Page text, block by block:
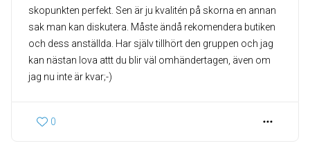
skopunkten perfekt. Sen är ju kvalitén på skorna en annan
sak man kan diskutera. Måste ändå rekomendera butiken
och dess anställda. Har själv tillhört den gruppen och jag
kan nästan lova attt du blir väl omhändertagen, även om
jag nu inte är kvar;-)
0